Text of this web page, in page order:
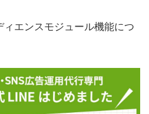
エンスモジュール機能につ